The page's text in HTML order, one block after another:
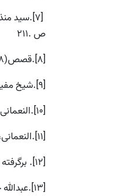
ص .211
[8].قصص(28): آیه5؛ نور(24): آیه55؛ توبه(9): آیه 33؛ صف(61): آیه 9؛ فتح(48): آیه 28؛ هود(11): آیه .86
[9].شیخ مفید، الارشاد فى معرفة حجج الله على العباد، ج2، ص386
[10].النعمانی، الغیبة، ص281، ح67؛ بحارالأنوار، ج52، ص238، ح .105
[11].النعمانی، الغیبة، ص273، ح50؛ بحارالأنوار، ج52، ص243، ح .116
[12]. برگرفته از: تاریخ ما بعد الظهور، ص197؛ دكترین مهدویت، ص 81 و82.
[13].عبدالله جوادى آملى، هدایت در قرآن، ص74